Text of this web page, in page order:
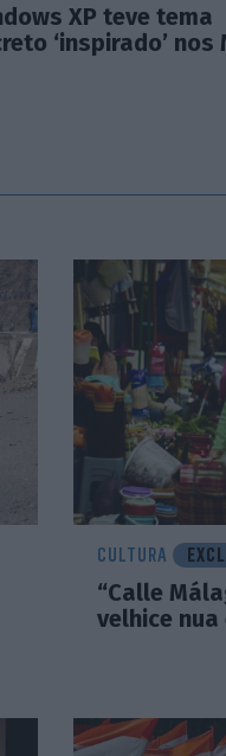
XP teve tema
‘inspirado’ nos
CULTURA
“Calle
velhice